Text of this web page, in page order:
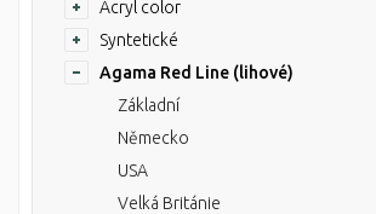
Acryl color
Syntetické
Agama Red Line (lihové)
Základní
Německo
USA
Velká Británie